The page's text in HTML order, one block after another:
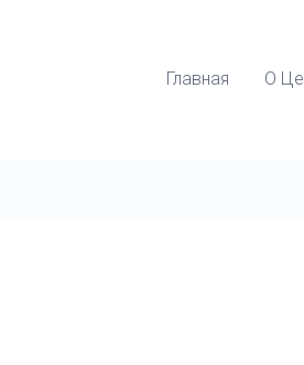
Главная О